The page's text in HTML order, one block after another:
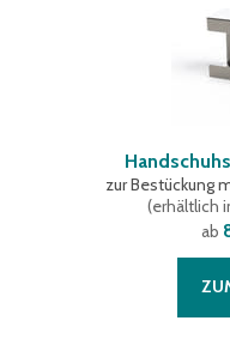
zur Bestückung
(erhältlich
ab